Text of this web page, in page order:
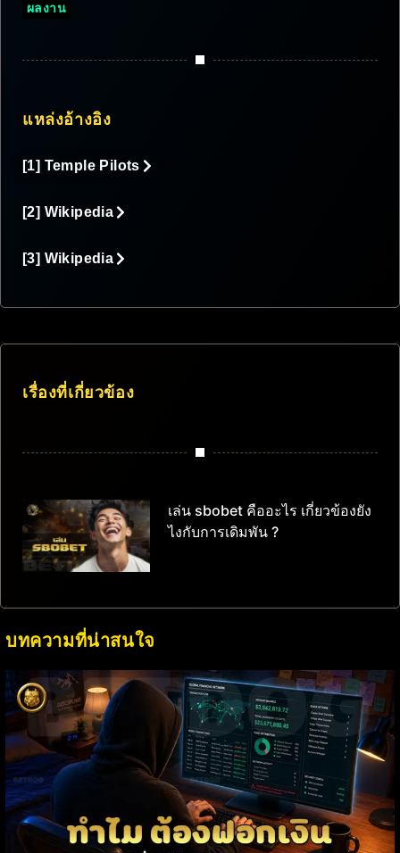
ผลงาน
แหล่งอ้างอิง
[1] Temple Pilots
[2] Wikipedia
[3] Wikipedia
เรื่องที่เกี่ยวข้อง
เล่น sbobet คืออะไร เกี่ยวข้องยัง
ไงกับการเดิมพัน ?
บทความที่น่าสนใจ